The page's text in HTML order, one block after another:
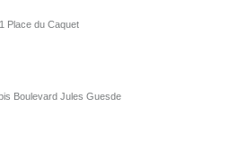
Place du Caquet
Boulevard Jules Guesde